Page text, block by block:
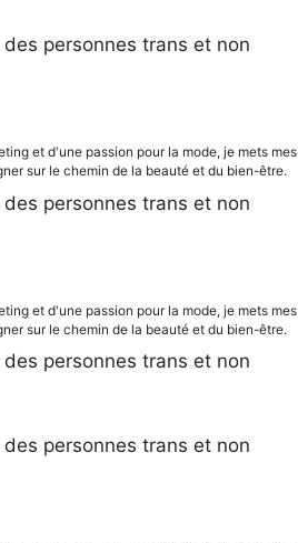
personnes trans et non
et d'une passion pour la mode, je mets mes
sur le chemin de la beauté et du bien-être.
personnes trans et non
et d'une passion pour la mode, je mets mes
sur le chemin de la beauté et du bien-être.
personnes trans et non
personnes trans et non